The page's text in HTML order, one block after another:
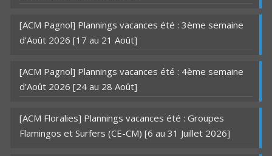
[ACM Pagnol] Plannings vacances été : 3ème semaine
d’Août 2026 [17 au 21 Août]
[ACM Pagnol] Plannings vacances été : 4ème semaine
d’Août 2026 [24 au 28 Août]
[ACM Floralies] Plannings vacances été : Groupes
Flamingos et Surfers (CE-CM) [6 au 31 Juillet 2026]